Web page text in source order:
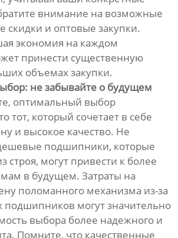
внимание на возможные
скидки и оптовые закупки.
экономия на каждом
принести существенную
объемах закупки.
не забывайте о будущем
оптимальный выбор
тот, который сочетает в себе
и высокое качество. Не
подшипники, которые
строя, могут привести к более
в будущем. Затраты на
поломанного механизма из-за
подшипников могут значительно
выбора более надежного и
Помните, что качественные